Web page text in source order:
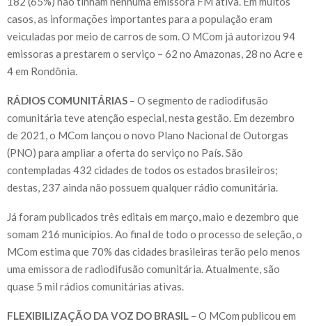
casos, as informações importantes para a população eram
veiculadas por meio de carros de som. O MCom já autorizou 94
emissoras a prestarem o serviço – 62 no Amazonas, 28 no Acre e
4 em Rondônia.
RÁDIOS COMUNITÁRIAS – O segmento de radiodifusão
comunitária teve atenção especial, nesta gestão. Em dezembro
de 2021, o MCom lançou o novo Plano Nacional de Outorgas
(PNO) para ampliar a oferta do serviço no País. São
contempladas 432 cidades de todos os estados brasileiros;
destas, 237 ainda não possuem qualquer rádio comunitária.
Já foram publicados três editais em março, maio e dezembro que
somam 216 municípios. Ao final de todo o processo de seleção, o
MCom estima que 70% das cidades brasileiras terão pelo menos
uma emissora de radiodifusão comunitária. Atualmente, são
quase 5 mil rádios comunitárias ativas.
FLEXIBILIZAÇÃO DA VOZ DO BRASIL – O MCom publicou em